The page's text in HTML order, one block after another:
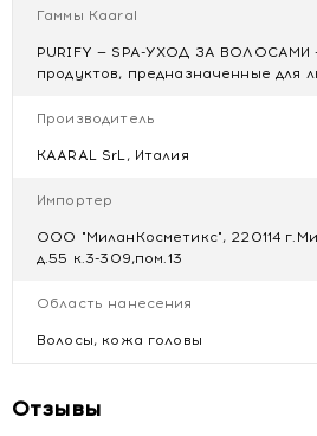
Гаммы Kaaral
PURIFY — SPA-УХОД ЗА ВОЛОСАМИ
продуктов, предназначенные для
Производитель
KAARAL SrL, Италия
Импортер
ООО "МиланКосметикс", 220114
д.55 к.3-309,пом.13
Область нанесения
Волосы, кожа головы
Отзывы